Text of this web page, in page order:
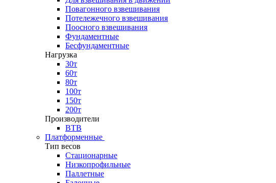
Повагонного взвешивания
Потележечного взвешивания
Поосного взвешивания
Фундаментные
Бесфундаментные
Нагрузка
30т
60т
80т
100т
150т
200т
Производители
ВТВ
Платформенные
Тип весов
Стационарные
Низкопрофильные
Паллетные